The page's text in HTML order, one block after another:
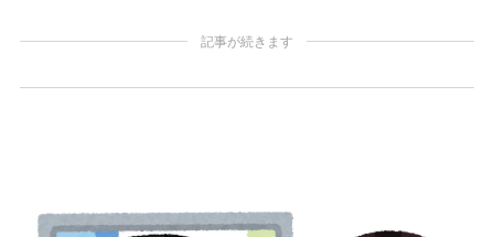
記事が続きます